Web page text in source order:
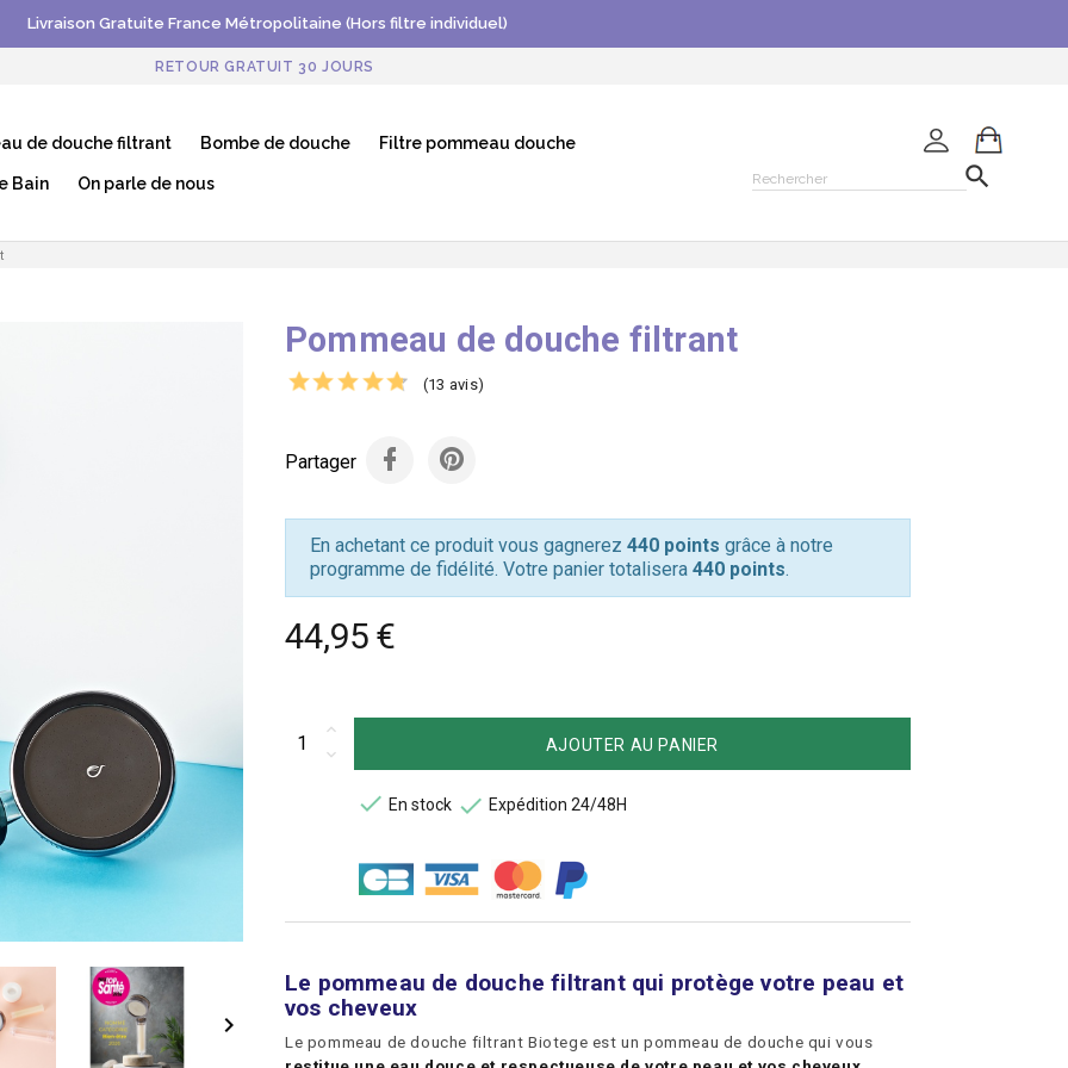
Livraison Gratuite France Métropolitaine (Hors filtre individuel)
RETOUR GRATUIT 30 JOURS
de douche filtrant Bombe de douche Filtre pommeau douche
Bain On parle de nous 

Pommeau de douche filtrant
(13 avis)
Partager
En achetant ce produit vous gagnerez 440 points grâce à notre
programme de fidélité. Votre panier totalisera 440 points.
44,95 €
Le pommeau de douche filtrant qui protège votre peau et
vos cheveux
Le pommeau de douche filtrant Biotege est un pommeau de douche qui vous
AJOUTER AU PANIER
 En stock  Expédition 24/48H